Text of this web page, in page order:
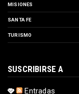
MISIONES
SANTA FE
TURISMO
SUSCRIBIRSE A
Entradas